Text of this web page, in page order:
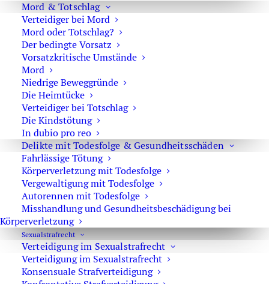
Mord & Totschlag
Verteidiger bei Mord
Mord oder Totschlag?
Der bedingte Vorsatz
Vorsatzkritische Umstände
Mord
Niedrige Beweggründe
Die Heimtücke
Verteidiger bei Totschlag
Die Kindstötung
In dubio pro reo
Delikte mit Todesfolge & Gesundheitsschäden
Fahrlässige Tötung
Körperverletzung mit Todesfolge
Vergewaltigung mit Todesfolge
Autorennen mit Todesfolge
Misshandlung und Gesundheitsbeschädigung bei
Körperverletzung
Sexual­strafrecht
Verteidigung im Sexualstrafrecht
Verteidigung im Sexualstrafrecht
Konsensuale Strafverteidigung
BGH – kein Verstoß gegen Weisungen
während der Führungsaufsicht
feststellbar
Sexualstrafrecht,Revision
18. September 2015
BGH – Besitz kinderpornographischer
Schriften nicht strafbar
Sexualstrafrecht ,
Revision
16. September 2015
1 2 3 4